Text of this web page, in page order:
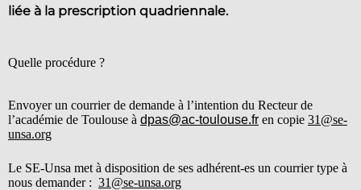
liée à la prescription quadriennale.
Quelle procédure ?
Envoyer un courrier de demande à l’intention du Recteur de
l’académie de Toulouse à dpas@ac-toulouse.fr en copie 31@se-
unsa.org
Le SE-Unsa met à disposition de ses adhérent-es un courrier type à
nous demander : 31@se-unsa.org